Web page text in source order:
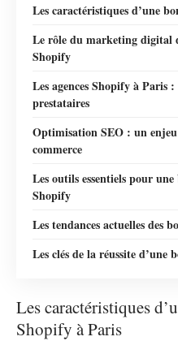
Les caractéristiques d’une
Le rôle du marketing digital
Shopify
Les agences Shopify à Paris
prestataires
Optimisation SEO : un
commerce
Les outils essentiels pour
Shopify
Les tendances actuelles des
Les clés de la réussite
Les caractéristiques
Shopify à Paris